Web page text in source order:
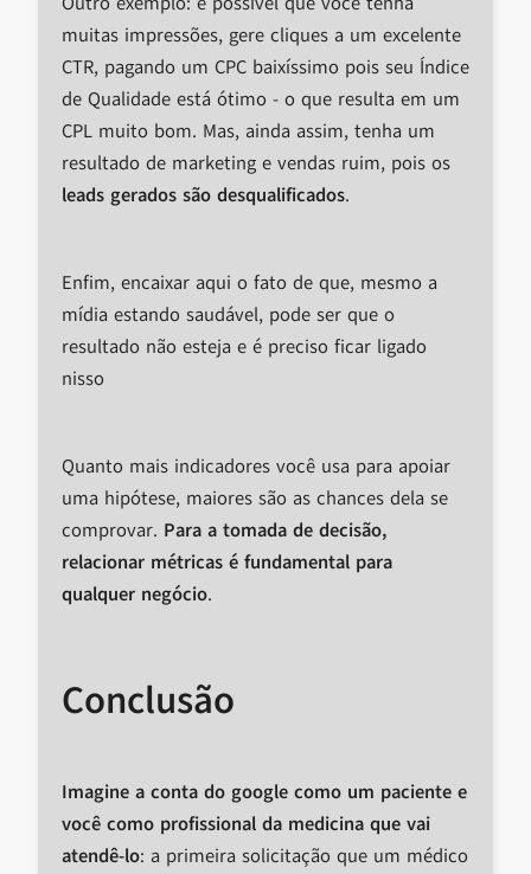
muitas impressões, gere cliques a um excelente
CTR, pagando um CPC baixíssimo pois seu Índice
de Qualidade está ótimo - o que resulta em um
CPL muito bom. Mas, ainda assim, tenha um
resultado de marketing e vendas ruim, pois os
leads gerados são desqualificados.
Enfim, encaixar aqui o fato de que, mesmo a
mídia estando saudável, pode ser que o
resultado não esteja e é preciso ficar ligado
nisso
Quanto mais indicadores você usa para apoiar
uma hipótese, maiores são as chances dela se
comprovar. Para a tomada de decisão,
relacionar métricas é fundamental para
qualquer negócio.
Conclusão
Imagine a conta do google como um paciente e
você como profissional da medicina que vai
atendê-lo: a primeira solicitação que um médico